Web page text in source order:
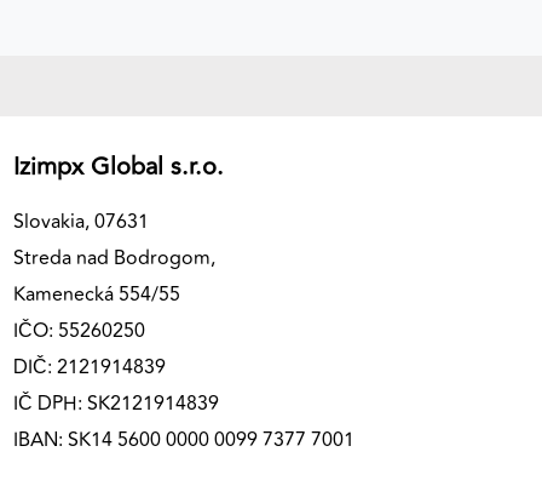
Izimpx Global s.r.o.
Slovakia, 07631
Streda nad Bodrogom,
Kamenecká 554/55
IČO: 55260250
DIČ: 2121914839
IČ DPH: SK2121914839
IBAN: SK14 5600 0000 0099 7377 7001